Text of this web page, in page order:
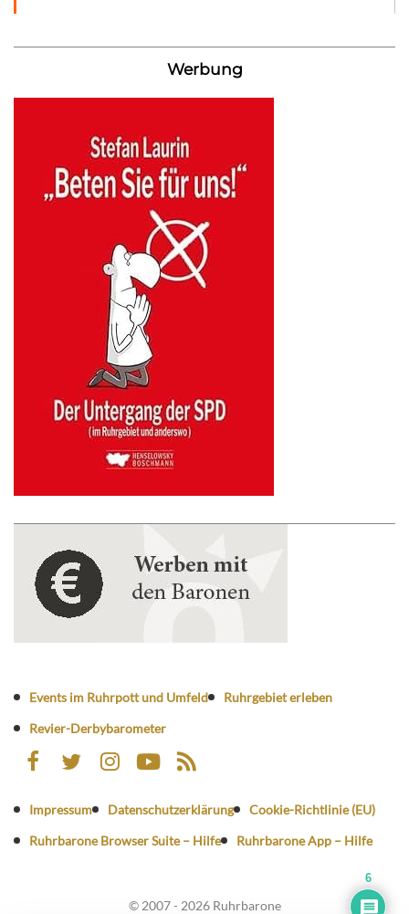
Werbung
Events im Ruhrpott und Umfeld
Ruhrgebiet erleben
Revier-Derbybarometer
Impressum Datenschutzerklärung
Cookie-Richtlinie (EU)
Ruhrbarone Browser Suite – Hilfe
Ruhrbarone App – Hilfe
© 2007 - 2026 Ruhrbarone
6